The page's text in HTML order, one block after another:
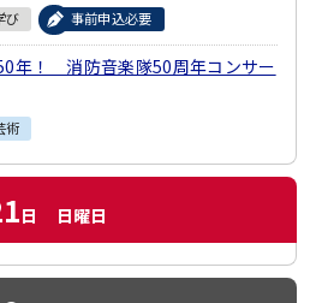
び 事前申込必要
年！ 消防音楽隊50周年コンサー
術
日 日曜日